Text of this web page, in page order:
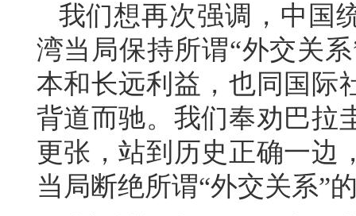
我们想再次强调，中国
湾当局保持所谓“外交关
本和长远利益，也同国际
背道而驰。我们奉劝巴拉
更张，站到历史正确一边
当局断绝所谓“外交关系”